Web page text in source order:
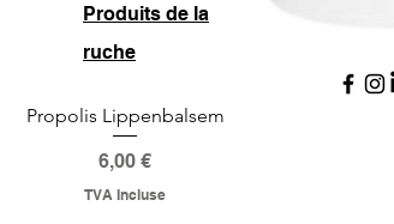
Propolis Lippenbalsem
Prix
6,00 €
TVA Incluse
Produits de la
ruche